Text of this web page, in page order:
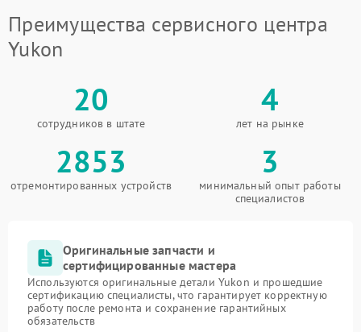
Преимущества сервисного центра
Yukon
20
сотрудников в штате
4
лет на рынке
2853
отремонтированных устройств
3
минимальный опыт работы
специалистов
Оригинальные запчасти и
сертифицированные мастера
Используются оригинальные детали Yukon и прошедшие
сертификацию специалисты, что гарантирует корректную
работу после ремонта и сохранение гарантийных
обязательств